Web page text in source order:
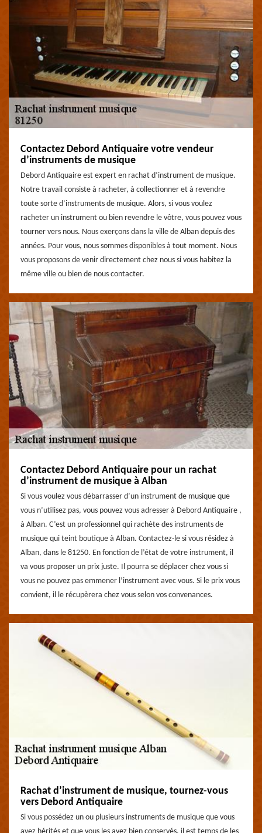
Contactez Debord Antiquaire votre vendeur
d’instruments de musique
Debord Antiquaire est expert en rachat d’instrument de musique.
Notre travail consiste à racheter, à collectionner et à revendre
toute sorte d’instruments de musique. Alors, si vous voulez
racheter un instrument ou bien revendre le vôtre, vous pouvez vous
tourner vers nous. Nous exerçons dans la ville de Alban depuis des
années. Pour vous, nous sommes disponibles à tout moment. Nous
vous proposons de venir directement chez nous si vous habitez la
même ville ou bien de nous contacter.
Contactez Debord Antiquaire pour un rachat
d’instrument de musique à Alban
Si vous voulez vous débarrasser d’un instrument de musique que
vous n’utilisez pas, vous pouvez vous adresser à Debord Antiquaire ,
à Alban. C’est un professionnel qui rachète des instruments de
musique qui teint boutique à Alban. Contactez-le si vous résidez à
Alban, dans le 81250. En fonction de l’état de votre instrument, il
va vous proposer un prix juste. Il pourra se déplacer chez vous si
vous ne pouvez pas emmener l’instrument avec vous. Si le prix vous
convient, il le récupèrera chez vous selon vos convenances.
Rachat d’instrument de musique, tournez-vous
vers Debord Antiquaire
Si vous possédez un ou plusieurs instruments de musique que vous